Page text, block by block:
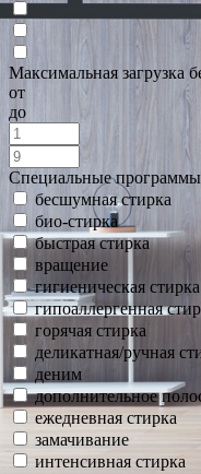
Максимальная загрузка
от
до
Специальные
бесшумная стирка
био-стирка
быстрая стирка
вращение
гигиеническая
гипоаллергенная
горячая стирка
деликатная/ручная
деним
дополнительное
ежедневная стирка
замачивание
интенсивная стирка